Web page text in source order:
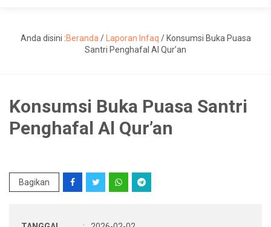
Anda disini :Beranda / Laporan Infaq / Konsumsi Buka Puasa
Santri Penghafal Al Qur’an
Konsumsi Buka Puasa Santri
Penghafal Al Qur’an
Bagikan